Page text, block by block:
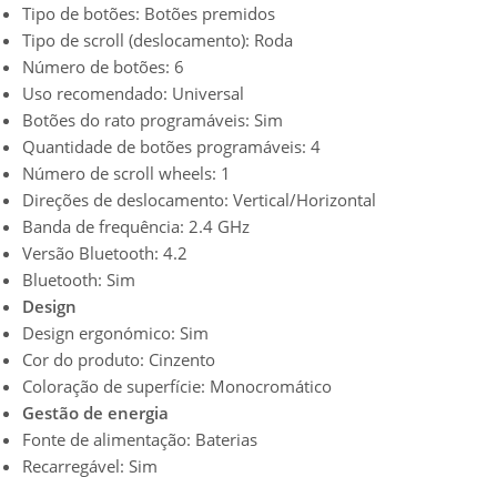
Tipo de botões: Botões premidos
Tipo de scroll (deslocamento): Roda
Número de botões: 6
Uso recomendado: Universal
Botões do rato programáveis: Sim
Quantidade de botões programáveis: 4
Número de scroll wheels: 1
Direções de deslocamento: Vertical/Horizontal
Banda de frequência: 2.4 GHz
Versão Bluetooth: 4.2
Bluetooth: Sim
Design
Design ergonómico: Sim
Cor do produto: Cinzento
Coloração de superfície: Monocromático
Gestão de energia
Fonte de alimentação: Baterias
Recarregável: Sim